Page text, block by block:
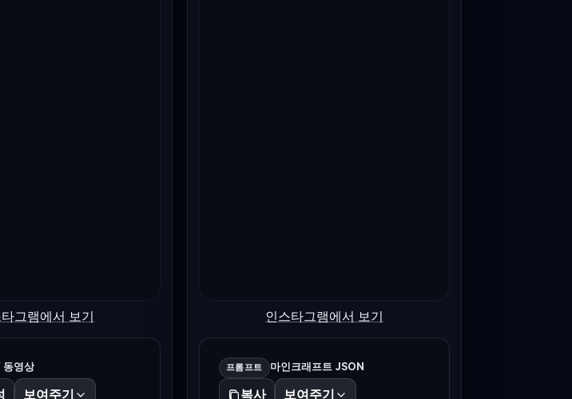
그램에서 보기
동영상
보여주기
인스타그램에서 보기
프롬프트 마인크래프트 JSON
복사 보여주기